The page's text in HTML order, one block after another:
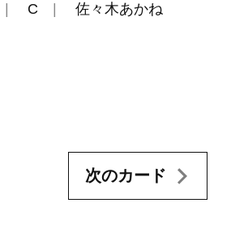
C 佐々木あかね
次のカード